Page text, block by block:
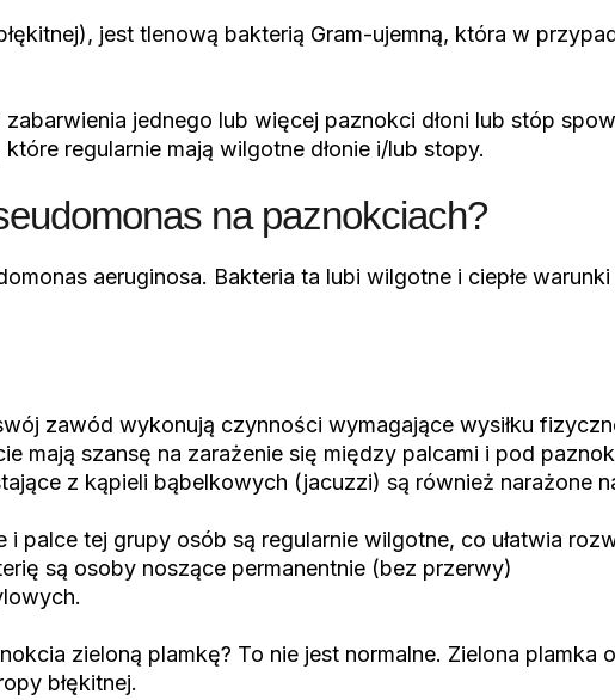
jest tlenową bakterią Gram-ujemną, która w
jednego lub więcej paznokci dłoni lub stóp
regularnie mają wilgotne dłonie i/lub stopy.
na paznokciach?
aeruginosa. Bakteria ta lubi wilgotne i ciepłe
zawód wykonują czynności wymagające wysiłku
mają szansę na zarażenie się między palcami i pod
z kąpieli bąbelkowych (jacuzzi) są również narażone
i palce tej grupy osób są regularnie wilgotne, co ułatwia
są osoby noszące permanentnie (bez przerwy)
zieloną plamkę? To nie jest normalne. Zielona
błękitnej.